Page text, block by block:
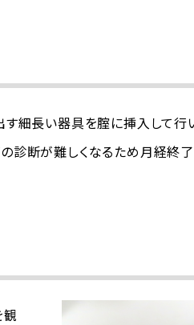
す細長い器具を腟に挿入して
診断が難しくなるため月経
観